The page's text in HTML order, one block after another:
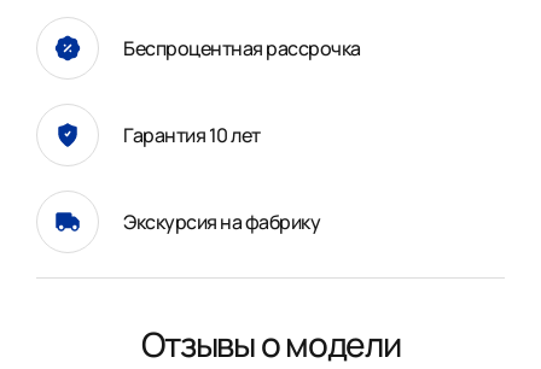
Беспроцентная рассрочка
Гарантия 10 лет
Экскурсия на фабрику
Отзывы о модели